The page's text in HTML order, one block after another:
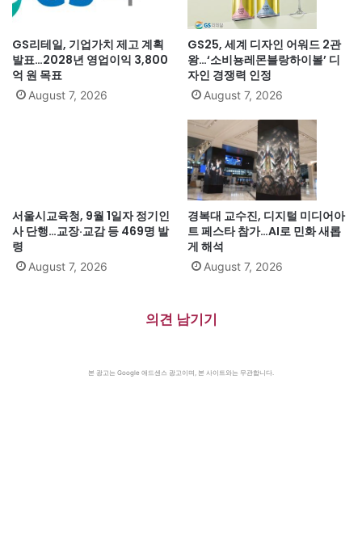
GS리테일, 기업가치 제고 계획
발표…2028년 영업이익 3,800
억 원 목표
August 7, 2026
GS25, 세계 디자인 어워드 2관
왕…‘소비뇽레몬블랑하이볼’ 디
자인 경쟁력 인정
August 7, 2026
서울시교육청, 9월 1일자 정기인
사 단행…교장·교감 등 469명 발
령
August 7, 2026
경복대 교수진, 디지털 미디어아
트 페스타 참가…AI로 민화 새롭
게 해석
August 7, 2026
의견 남기기
본 광고는 Google 애드센스 광고이며, 본 사이트와는 무관합니다.